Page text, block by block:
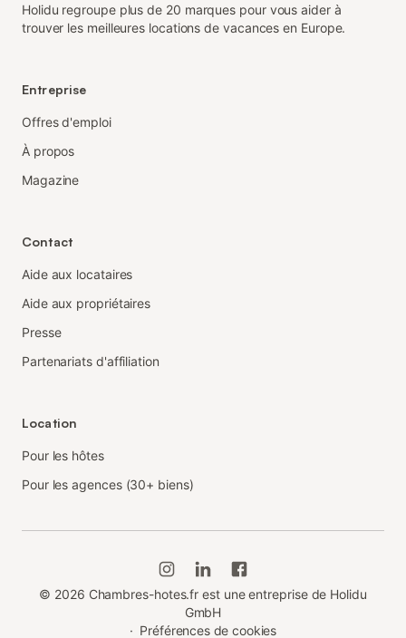
Holidu regroupe plus de 20 marques pour vous aider à
trouver les meilleures locations de vacances en Europe.
Entreprise
Offres d'emploi
À propos
Magazine
Contact
Aide aux locataires
Aide aux propriétaires
Presse
Partenariats d'affiliation
Location
Pour les hôtes
Pour les agences (30+ biens)
© 2026 Chambres-hotes.fr est une entreprise de Holidu
GmbH
· Préférences de cookies